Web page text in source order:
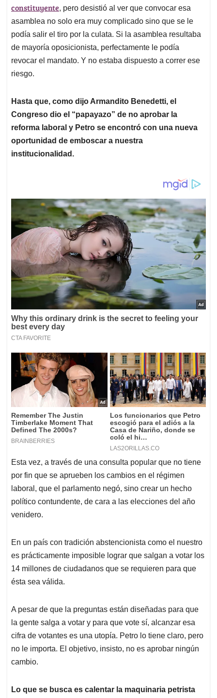
constituyente, pero desistió al ver que convocar esa
asamblea no solo era muy complicado sino que se le
podía salir el tiro por la culata. Si la asamblea resultaba
de mayoría oposicionista, perfectamente le podía
revocar el mandato. Y no estaba dispuesto a correr ese
riesgo.
Hasta que, como dijo Armandito Benedetti, el
Congreso dio el “papayazo” de no aprobar la
reforma laboral y Petro se encontró con una nueva
oportunidad de emboscar a nuestra
institucionalidad.
Esta vez, a través de una consulta popular que no tiene
por fin que se aprueben los cambios en el régimen
laboral, que el parlamento negó, sino crear un hecho
político contundente, de cara a las elecciones del año
venidero.
En un país con tradición abstencionista como el nuestro
es prácticamente imposible lograr que salgan a votar los
14 millones de ciudadanos que se requieren para que
ésta sea válida.
A pesar de que la preguntas están diseñadas para que
la gente salga a votar y para que vote sí, alcanzar esa
cifra de votantes es una utopía. Petro lo tiene claro, pero
no le importa. El objetivo, insisto, no es aprobar ningún
cambio.
Lo que se busca es calentar la maquinaria petrista